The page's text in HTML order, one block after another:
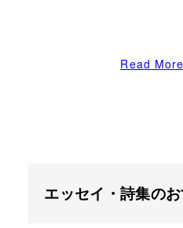
Read More
エッセイ・詩集の